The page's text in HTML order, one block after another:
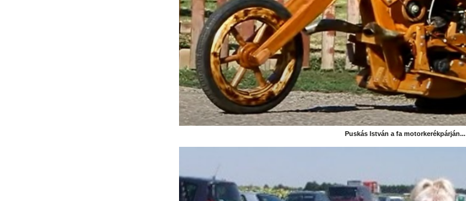
Puskás István a fa motorkerékpárján...